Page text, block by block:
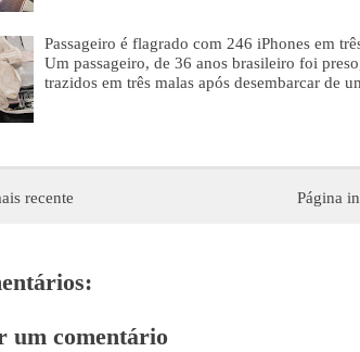
Passageiro é flagrado com 246 iPhones em
Um passageiro, de 36 anos brasileiro foi
trazidos em três malas após desembarcar de
recente Página
um comentário